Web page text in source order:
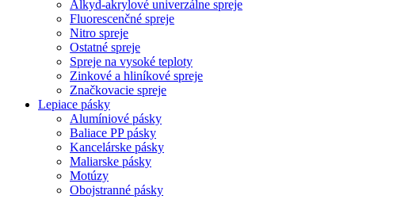
Alkyd-akrylové univerzálne spreje
Fluorescenčné spreje
Nitro spreje
Ostatné spreje
Spreje na vysoké teploty
Zinkové a hliníkové spreje
Značkovacie spreje
Lepiace pásky
Alumíniové pásky
Baliace PP pásky
Kancelárske pásky
Maliarske pásky
Motúzy
Obojstranné pásky